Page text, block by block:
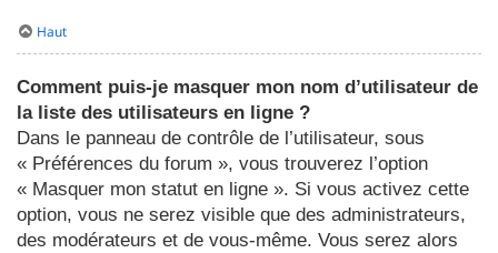
Haut
Comment puis-je masquer mon nom d’utilisateur de
la liste des utilisateurs en ligne ?
Dans le panneau de contrôle de l’utilisateur, sous
« Préférences du forum », vous trouverez l’option
« Masquer mon statut en ligne ». Si vous activez cette
option, vous ne serez visible que des administrateurs,
des modérateurs et de vous-même. Vous serez alors